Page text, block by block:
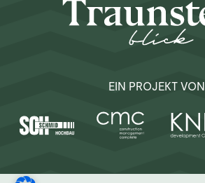
EIN PROJEKT VON